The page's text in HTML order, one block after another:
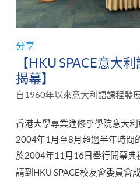
分享
【HKU SPACE意大
揭幕】
自1960年以來意大利語課程發
香港大學專業進修乎學院意大
2004年1月至8月超過半年時間
於2004年11月16日舉行開幕典
請到HKU SPACE校友會委員會